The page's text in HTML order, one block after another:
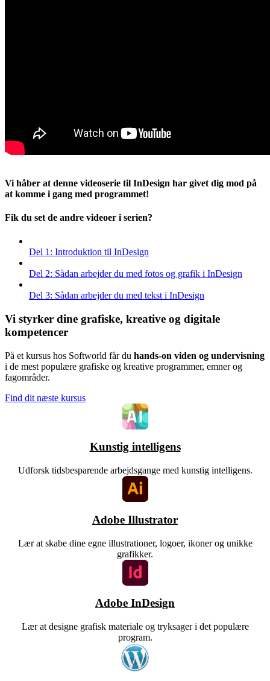
Vi håber at denne videoserie til InDesign har givet dig mod på
at komme i gang med programmet!
Fik du set de andre videoer i serien?
Del 1: Introduktion til InDesign
Del 2: Sådan arbejder du med fotos og grafik i InDesign
Del 3: Sådan arbejder du med tekst i InDesign
Vi styrker dine grafiske, kreative og digitale
kompetencer
På et kursus hos Softworld får du hands-on viden og undervisning
i de mest populære grafiske og kreative programmer, emner og
fagområder.
Find dit næste kursus
Kunstig intelligens
Udforsk tidsbesparende arbejdsgange med kunstig intelligens.
Adobe Illustrator
Lær at skabe dine egne illustrationer, logoer, ikoner og unikke
grafikker.
Adobe InDesign
Lær at designe grafisk materiale og tryksager i det populære
program.